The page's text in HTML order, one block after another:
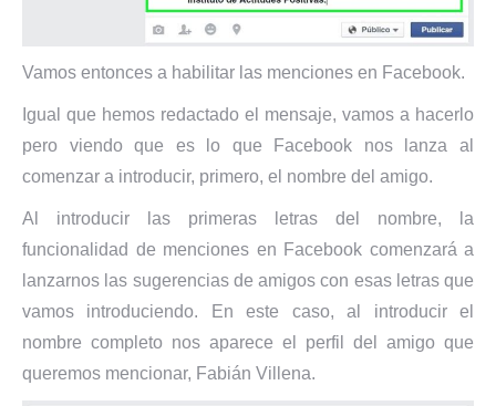
Vamos entonces a habilitar las menciones en Facebook.
Igual que hemos redactado el mensaje, vamos a hacerlo
pero viendo que es lo que Facebook nos lanza al
comenzar a introducir, primero, el nombre del amigo.
Al introducir las primeras letras del nombre, la
funcionalidad de menciones en Facebook comenzará a
lanzarnos las sugerencias de amigos con esas letras que
vamos introduciendo. En este caso, al introducir el
nombre completo nos aparece el perfil del amigo que
queremos mencionar, Fabián Villena.